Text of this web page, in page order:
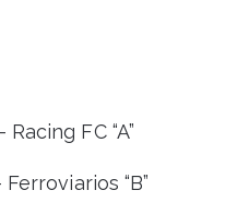
FC “A”
Ferroviarios “B”